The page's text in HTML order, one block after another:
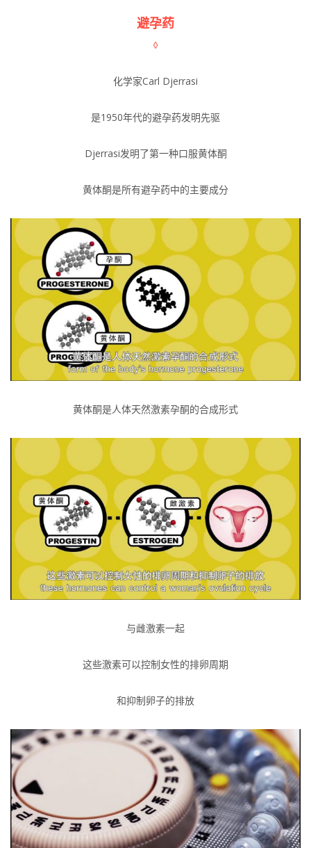
避孕药
◊
化学家Carl Djerrasi
是1950年代的避孕药发明先驱
Djerrasi发明了第一种口服黄体酮
黄体酮是所有避孕药中的主要成分
黄体酮是人体天然激素孕酮的合成形式
与雌激素一起
这些激素可以控制女性的排卵周期
和抑制卵子的排放